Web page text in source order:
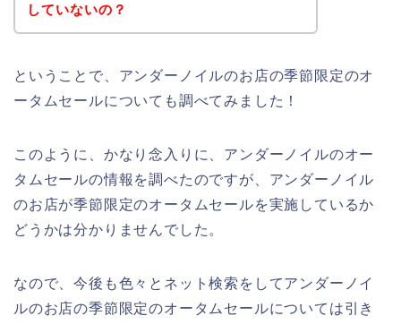
していないの？
ということで、アンダーノイルのお店の季節限定のオ
ータムセールについても調べてみました！
このように、かなり念入りに、アンダーノイルのオー
タムセールの情報を調べたのですが、アンダーノイル
のお店が季節限定のオータムセールを実施しているか
どうかは分かりませんでした。
なので、今後も色々とネット検索をしてアンダーノイ
ルのお店の季節限定のオータムセールについては引き